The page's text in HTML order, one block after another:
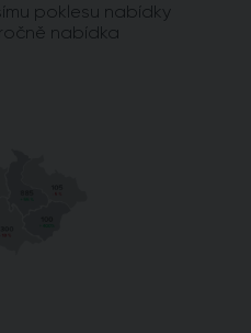
poklesu nabídky
nabídka